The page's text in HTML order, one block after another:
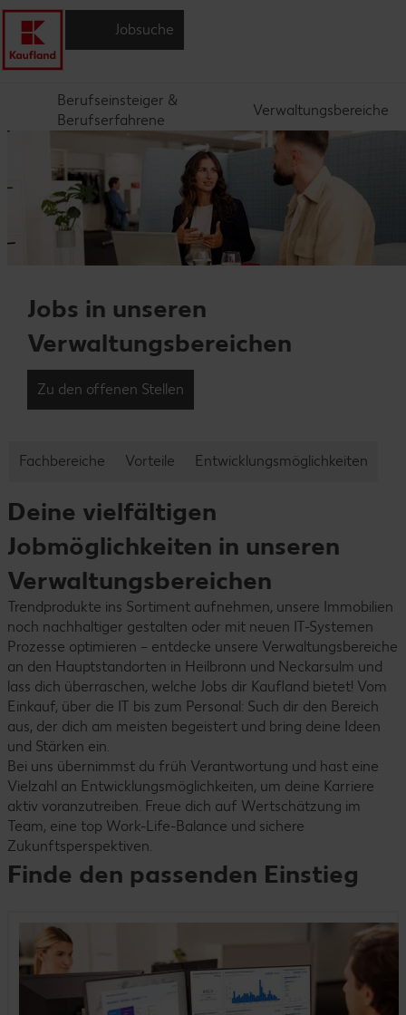
Jobsuche
Berufseinsteiger &
Berufserfahrene
Verwaltungsbereiche
Jobs in unseren
Verwaltungsbereichen
Zu den offenen Stellen
Fachbereiche Vorteile Entwicklungsmöglichkeiten
Deine vielfältigen
Jobmöglichkeiten in unseren
Verwaltungsbereichen
Trendprodukte ins Sortiment aufnehmen, unsere Immobilien
noch nachhaltiger gestalten oder mit neuen IT-Systemen
Prozesse optimieren – entdecke unsere Verwaltungsbereiche
an den Hauptstandorten in Heilbronn und Neckarsulm und
lass dich überraschen, welche Jobs dir Kaufland bietet! Vom
Einkauf, über die IT bis zum Personal: Such dir den Bereich
aus, der dich am meisten begeistert und bring deine Ideen
und Stärken ein.
Bei uns übernimmst du früh Verantwortung und hast eine
Vielzahl an Entwicklungsmöglichkeiten, um deine Karriere
aktiv voranzutreiben. Freue dich auf Wertschätzung im
Team, eine top Work-Life-Balance und sichere
Zukunftsperspektiven.
Finde den passenden Einstieg